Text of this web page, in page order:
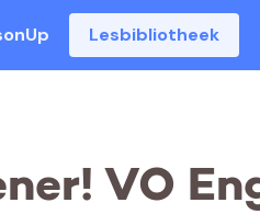
Lesbibliotheek
VO